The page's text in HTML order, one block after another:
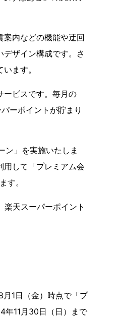
案内などの機能や迂回
ザイン構成です。さ
ます。
ービスです。毎月の
ーポイントが貯まり
ン」を実施いたしま
用して「プレミアム会
す。
天スーパーポイント
1日（金）時点で「プ
年11月30日（日）まで